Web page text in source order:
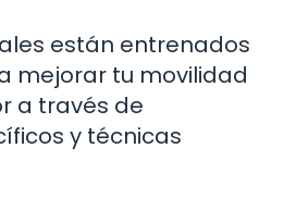
están entrenados
mejorar tu movilidad
a través de
y técnicas